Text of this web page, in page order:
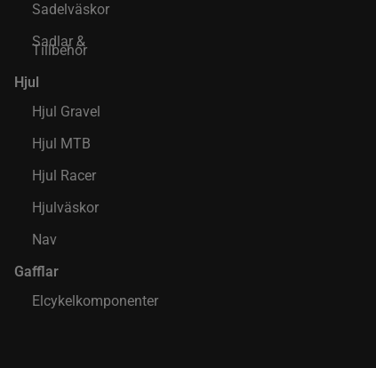
Sadelväskor
Sadlar &
Tillbehör
Hjul
Hjul Gravel
Hjul MTB
Hjul Racer
Hjulväskor
Nav
Gafflar
Elcykelkomponenter